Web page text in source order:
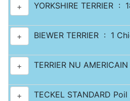
+ YORKSHIRE TERRIER :
+ BIEWER TERRIER : 1
+ TERRIER NU
+ TECKEL STANDARD